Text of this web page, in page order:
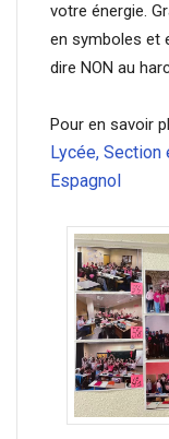
votre énergie.
en symboles et
dire NON au
Pour en savoir
Lycée, Section
Espagnol